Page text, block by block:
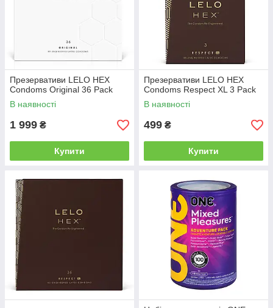
Презервативи LELO HEX
Condoms Original 36 Pack
В наявності
1 999 ₴
Купити
Презервативи LELO HEX
Condoms Respect XL 3 Pack
В наявності
499 ₴
Купити